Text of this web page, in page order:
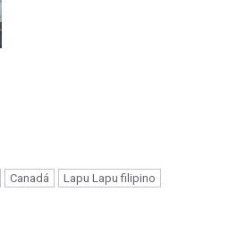
Canadá
Lapu Lapu filipino